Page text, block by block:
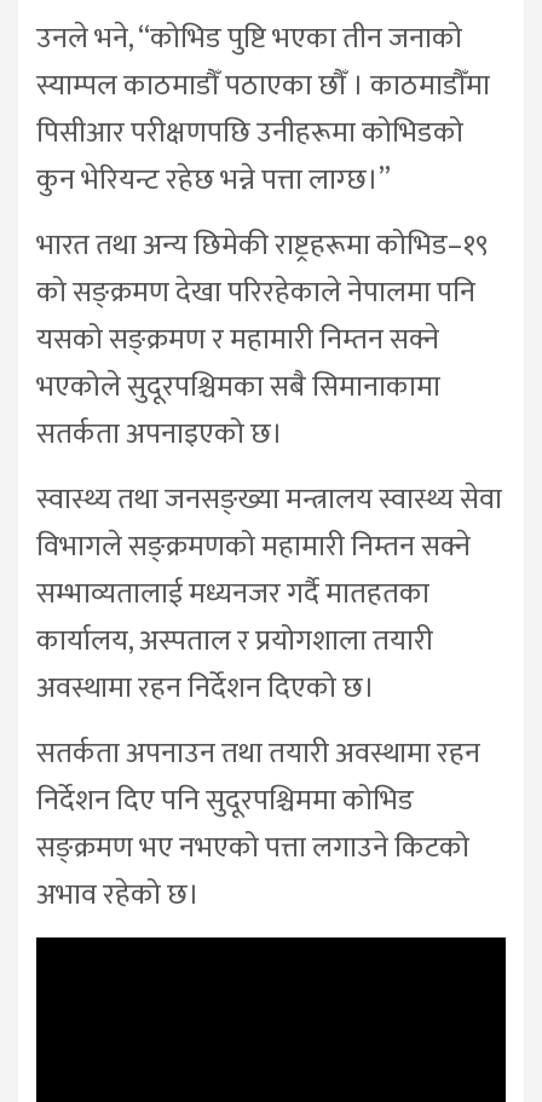
उनले भने, “कोभिड पुष्टि भएका तीन जनाको
स्याम्पल काठमाडौँ पठाएका छौँ । काठमाडौँमा
पिसीआर परीक्षणपछि उनीहरूमा कोभिडको
कुन भेरियन्ट रहेछ भन्ने पत्ता लाग्छ।”
भारत तथा अन्य छिमेकी राष्ट्रहरूमा कोभिड–१९
को सङ्क्रमण देखा परिरहेकाले नेपालमा पनि
यसको सङ्क्रमण र महामारी निम्तन सक्ने
भएकोले सुदूरपश्चिमका सबै सिमानाकामा
सतर्कता अपनाइएको छ।
स्वास्थ्य तथा जनसङ्ख्या मन्त्रालय स्वास्थ्य सेवा
विभागले सङ्क्रमणको महामारी निम्तन सक्ने
सम्भाव्यतालाई मध्यनजर गर्दै मातहतका
कार्यालय, अस्पताल र प्रयोगशाला तयारी
अवस्थामा रहन निर्देशन दिएको छ।
सतर्कता अपनाउन तथा तयारी अवस्थामा रहन
निर्देशन दिए पनि सुदूरपश्चिममा कोभिड
सङ्क्रमण भए नभएको पत्ता लगाउने किटको
अभाव रहेको छ।